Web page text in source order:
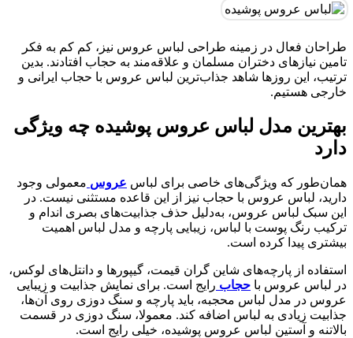
طراحان فعال در زمینه طراحی لباس عروس نیز، کم کم به فکر
تامین نیازهای دختران مسلمان و علاقه‌مند به حجاب افتادند. بدین
ترتیب، این روزها شاهد جذاب‌ترین لباس‌ عروس با حجاب ایرانی و
خارجی هستیم.
بهترین مدل لباس عروس پوشیده چه ویژگی
دارد
همان‌طور که ویژگی‌های خاصی برای لباس عروس معمولی وجود
دارید، لباس عروس با حجاب نیز از این قاعده مستثنی نیست.‌ در
این سبک لباس عروس، به‌دلیل حذف جذابیت‌های بصری اندام و
ترکیب رنگ پوست با لباس، زیبایی پارچه و مدل لباس اهمیت
بیشتری پیدا کرده است.
استفاده از پارچه‌های شاین گران قیمت، گیپورها و دانتل‌های لوکس،
در لباس عروس با حجاب رایج است. برای نمایش جذابیت و زیبایی
عروس در مدل لباس محجبه، باید پارچه‌ و سنگ دوزی روی آن‌ها،
جذابیت زیادی به لباس اضافه کند. معمولا، سنگ دوزی‌ در قسمت
بالاتنه و آستین لباس عروس پوشیده، خیلی رایج است.